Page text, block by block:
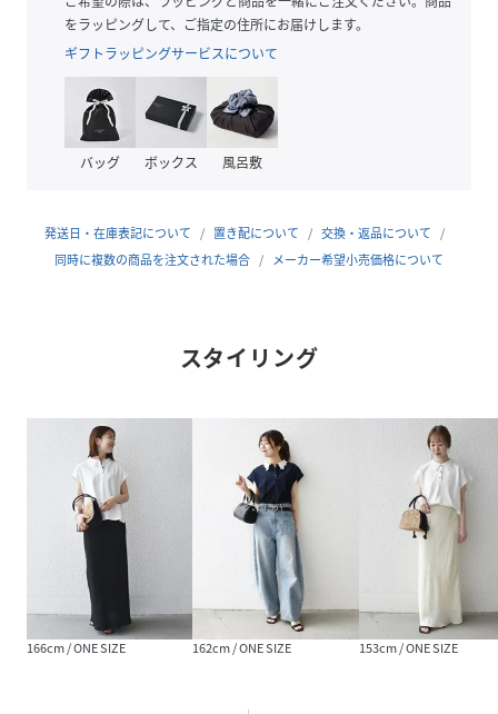
ポロシャツライクな前ボタンは、開け具合で抜け感を調整で
き、シーンに合わせて着こなしの雰囲気を変えられます。
身幅に程良いゆとりを持たせたボックスシルエットで、身体
に張り付かず涼しく着られるのも嬉しいポイント。
カットソー生地でラフな印象ながら、レース襟でフェミニン
さをプラスしたバランスの良い着映えトップスです。
・家庭洗濯可能（洗濯機OK）
高密度な綿100%の天竺カットソーを使用。
Tシャツとブラウスの中間のような感覚で着られるので、タ
ジュアルスタイルにもぴったり。
長すぎないちょうど良い着丈とサイドスリットで、アウトで
もバランス良く決まります。
-------------------------------------
生地の厚み：中間
伸縮性：有
透け感：無（オフホワイトやや有）
光沢感：無
をラッピングして、ご指定の住所にお届けします。
ギフトラッピングサービスについて
バッグ ボックス 風呂敷
発送日・在庫表記について 置き配について
交換・返品について
同時に複数の商品を注文された場合
メーカー希望小売価格について
スタイリング
166cm / ONE SIZE 162cm / ONE SIZE 153cm / ONE SIZE